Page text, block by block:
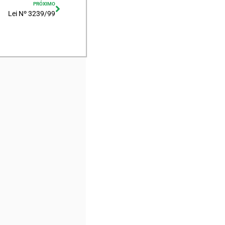
PRÓXIMO
Lei Nº 3239/99